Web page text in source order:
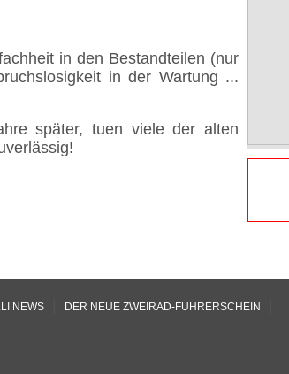
in den Bestandteilen (nur
in der Wartung ...
später, tuen viele der alten
NEWS DER NEUE ZWEIRAD-FÜHRERSCHEIN